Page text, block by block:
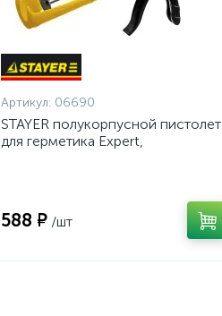
Артикул: 06690
STAYER полукорпусной пистолет
для герметика Expert,
588 ₽ /шт